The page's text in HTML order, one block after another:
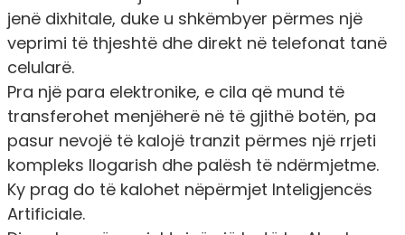
jenë dixhitale, duke u shkëmbyer përmes një
veprimi të thjeshtë dhe direkt në telefonat tanë
celularë.
Pra një para elektronike, e cila që mund të
transferohet menjëherë në të gjithë botën, pa
pasur nevojë të kalojë tranzit përmes një rrjeti
kompleks llogarish dhe palësh të ndërmjetme.
Ky prag do të kalohet nëpërmjet Inteligjencës
Artificiale.